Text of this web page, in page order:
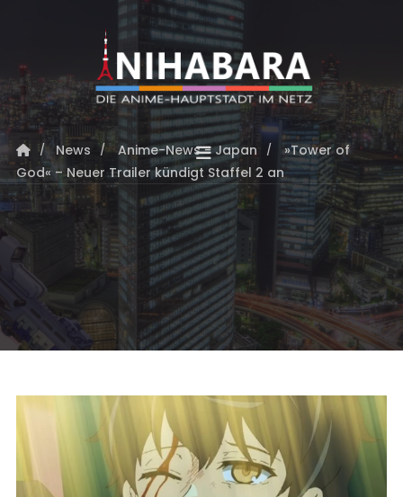
News Anime-News - Japan
»Tower of
God« – Neuer Trailer kündigt Staffel 2 an